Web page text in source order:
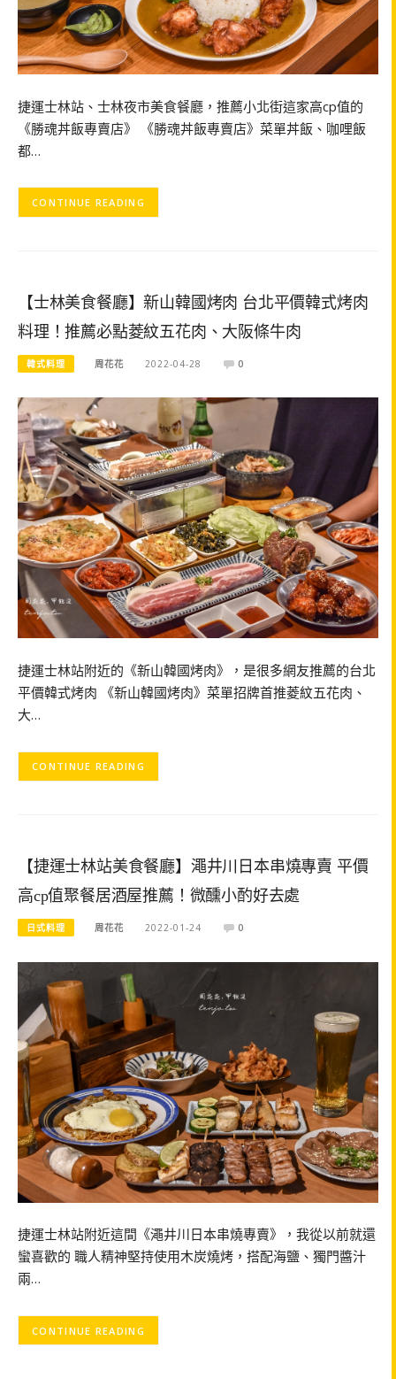
捷運士林站、士林夜市美食餐廳，推薦小北街這家高cp值的
《勝魂丼飯專賣店》 《勝魂丼飯專賣店》菜單丼飯、咖哩飯
都…
CONTINUE READING
【士林美食餐廳】新山韓國烤肉 台北平價韓式烤肉
料理！推薦必點菱紋五花肉、大阪條牛肉
韓式料理 周花花 2022-04-28 0
捷運士林站附近的《新山韓國烤肉》，是很多網友推薦的台北
平價韓式烤肉 《新山韓國烤肉》菜單招牌首推菱紋五花肉、
大…
CONTINUE READING
【捷運士林站美食餐廳】澠井川日本串燒專賣 平價
高cp值聚餐居酒屋推薦！微醺小酌好去處
日式料理 周花花 2022-01-24 0
捷運士林站附近這間《澠井川日本串燒專賣》，我從以前就還
蠻喜歡的 職人精神堅持使用木炭燒烤，搭配海鹽、獨門醬汁
兩…
CONTINUE READING